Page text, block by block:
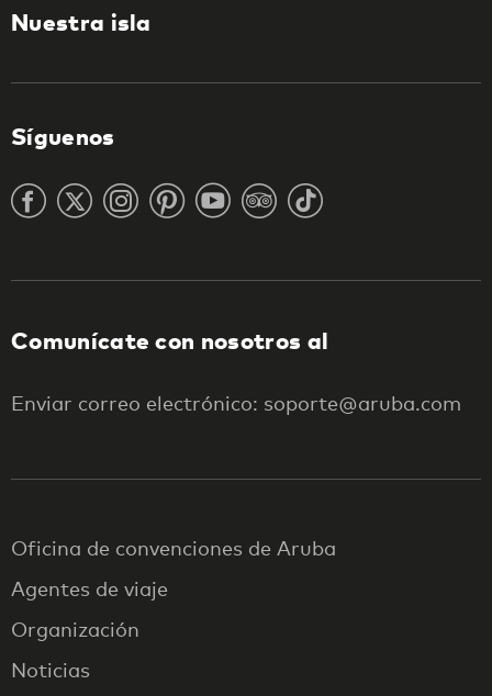
Nuestra isla
Síguenos
Comunícate con nosotros al
Enviar correo electrónico: soporte@aruba.com
Oficina de convenciones de Aruba
Agentes de viaje
Organización
Noticias